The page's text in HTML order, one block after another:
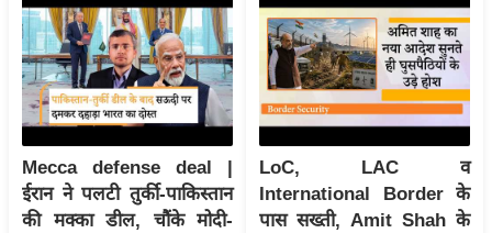
त
यं
ग
इं
डि
या
सा
हि
Mecca defense deal |
ईरान ने पलटी तुर्की-पाकिस्तान
की मक्का डील, चौंके मोदी-
LoC, LAC व
International Border के
पास सख्ती, Amit Shah के